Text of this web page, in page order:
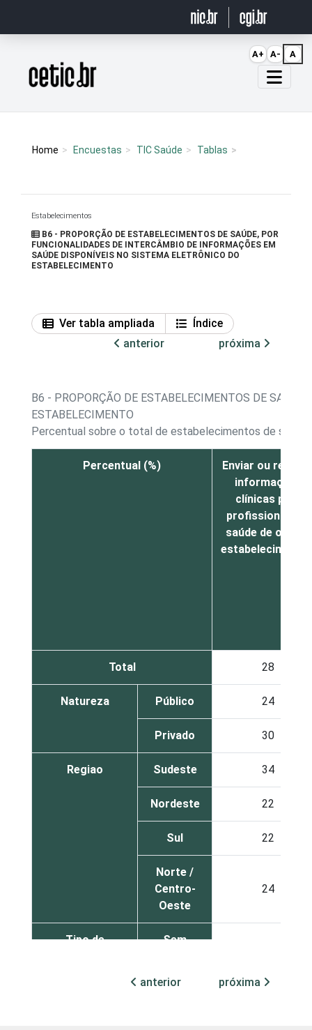
Página inicial
Home Encuestas TIC Saúde Tablas
Estabelecimentos
B6 - PROPORÇÃO DE ESTABELECIMENTOS DE SAÚDE, POR
FUNCIONALIDADES DE INTERCÂMBIO DE INFORMAÇÕES EM
SAÚDE DISPONÍVEIS NO SISTEMA ELETRÔNICO DO
ESTABELECIMENTO
Ver tabla ampliada
Índice
anterior
próxima
B6 - PROPORÇÃO DE ESTABELECIMENTOS DE
ESTABELECIMENTO
Percentual sobre o total de estabelecimentos de
Percentual (%)
Enviar ou
informações
clínicas para
profissionais de
saúde de outros
Total 28
Natureza Público 24
Privado 30
Regiao Sudeste 34
Nordeste 22
Sul 22
Norte /
Centro-
Oeste
24
Tipo de
Sem
Com
anterior próxima
A+ A- A